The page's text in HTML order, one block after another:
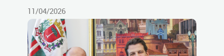
11/04/2026